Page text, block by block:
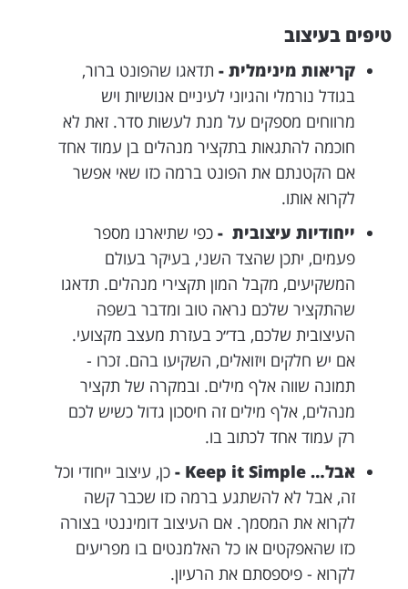
טיפים בעיצוב
קריאות מינימלית - תדאגו שהפונט ברור,
בגודל נורמלי והגיוני לעיניים אנושיות ויש
מרווחים מספקים על מנת לעשות סדר. זאת לא
חוכמה להתגאות בתקציר מנהלים בן עמוד אחד
אם הקטנתם את הפונט ברמה כזו שאי אפשר
לקרוא אותו.
ייחודיות עיצובית - כפי שתיארנו מספר
פעמים, יתכן שהצד השני, בעיקר בעולם
המשקיעים, מקבל המון תקצירי מנהלים. תדאגו
שהתקציר שלכם נראה טוב ומדבר בשפה
העיצובית שלכם, בד״כ בעזרת מעצב מקצועי.
אם יש חלקים ויזואלים, השקיעו בהם. זכרו -
תמונה שווה אלף מילים. ובמקרה של תקציר
מנהלים, אלף מילים זה חיסכון גדול כשיש לכם
רק עמוד אחד לכתוב בו.
אבל… Keep it Simple -
כן, עיצוב ייחודי וכל
זה, אבל לא להשתגע ברמה כזו שכבר קשה
לקרוא את המסמך. אם העיצוב דומיננטי בצורה
כזו שהאפקטים או כל האלמנטים בו מפריעים
לקרוא - פיספסתם את הרעיון.